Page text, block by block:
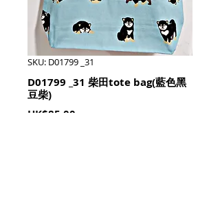
SKU: D01799 _31
D01799 _31 柴田tote bag(藍色黑
豆柴)
HK$85.00